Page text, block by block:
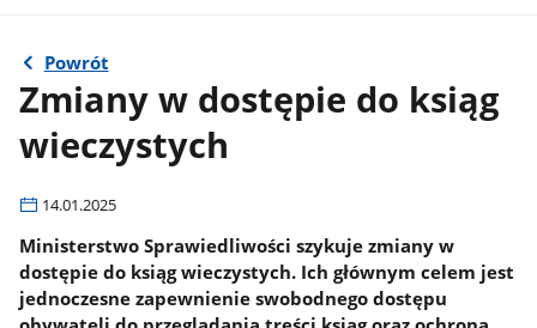
Powrót
Zmiany w dostępie do ksiąg
wieczystych
14.01.2025
Ministerstwo Sprawiedliwości szykuje zmiany w
dostępie do ksiąg wieczystych. Ich głównym celem jest
jednoczesne zapewnienie swobodnego dostępu